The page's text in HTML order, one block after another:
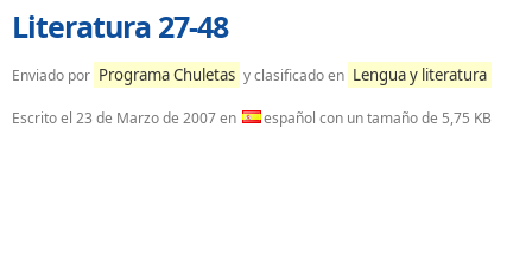
Literatura 27-48
Enviado por Programa Chuletas y clasificado en Lengua y literatura
Escrito el 23 de Marzo de 2007en español con un tamaño de 5,75 KB